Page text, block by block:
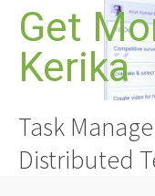
HoppaGet
Kerika
Task
Distributed